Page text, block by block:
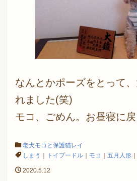
なんとかポーズをとって
れました(笑)
モコ、ごめん。お昼寝に戻
老犬モコと保護猫レイ
しまう
トイプードル モコ 五月人形
2020.5.12